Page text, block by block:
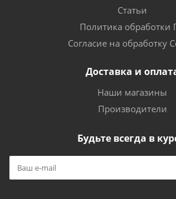
Статьи
Политика обработки
Согласие на обработку
Доставка и
Наши магазины
Производители
Будьте всегда в